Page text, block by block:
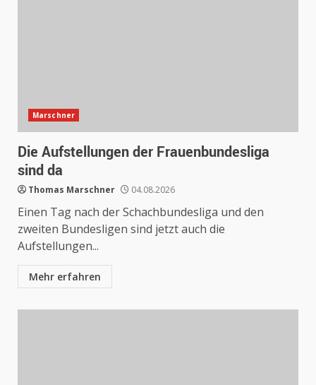
Marschner
Die Aufstellungen der Frauenbundesliga
sind da
Thomas Marschner 04.08.2026
Einen Tag nach der Schachbundesliga und den
zweiten Bundesligen sind jetzt auch die
Aufstellungen...
Mehr erfahren